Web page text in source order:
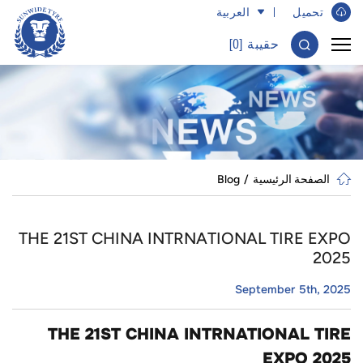
تحميل ​ العربية
حقيبة [0
]
الصفحة الرئيسية Blog
THE 21ST CHINA INTRNATIONAL TIRE EXPO
2025
September 5th, 2025
THE 21ST CHINA INTRNATIONAL TIRE
EXPO 2025